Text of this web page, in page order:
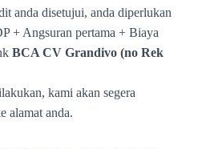
anda disetujui, anda diperlukan
+ Angsuran pertama + Biaya
BCA CV Grandivo (no Rek
kami akan segera
alamat anda.